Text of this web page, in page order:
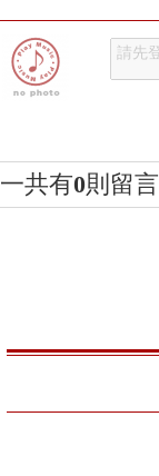
一共有0則留言